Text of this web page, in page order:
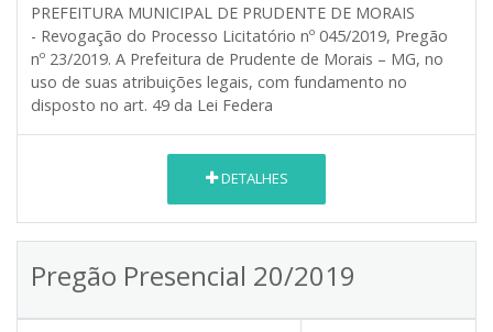
PREFEITURA MUNICIPAL DE PRUDENTE DE MORAIS
- Revogação do Processo Licitatório nº 045/2019, Pregão
nº 23/2019. A Prefeitura de Prudente de Morais – MG, no
uso de suas atribuições legais, com fundamento no
disposto no art. 49 da Lei Federa
DETALHES
Pregão Presencial 20/2019